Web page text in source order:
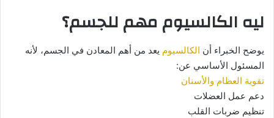
ليه الكالسيوم مهم للجسم؟
يوضح الخبراء أن الكالسيوم يعد من أهم المعادن في الجسم، لأنه
المسئول الأساسي عن:
تقوية العظام والأسنان
دعم عمل العضلات
تنظيم ضربات القلب